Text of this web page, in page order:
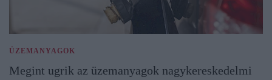
ÜZEMANYAGOK
Megint ugrik az üzemanyagok nagykereskedelmi